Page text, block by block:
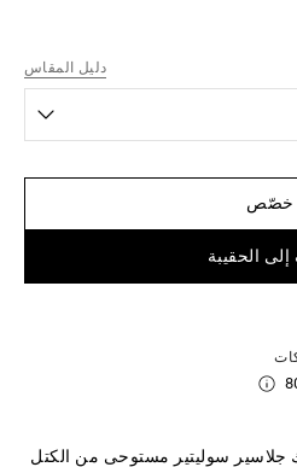
دليل المقاس
خصّص
الحقيبة
جلاسير سوليتير مستوحى من الكتل